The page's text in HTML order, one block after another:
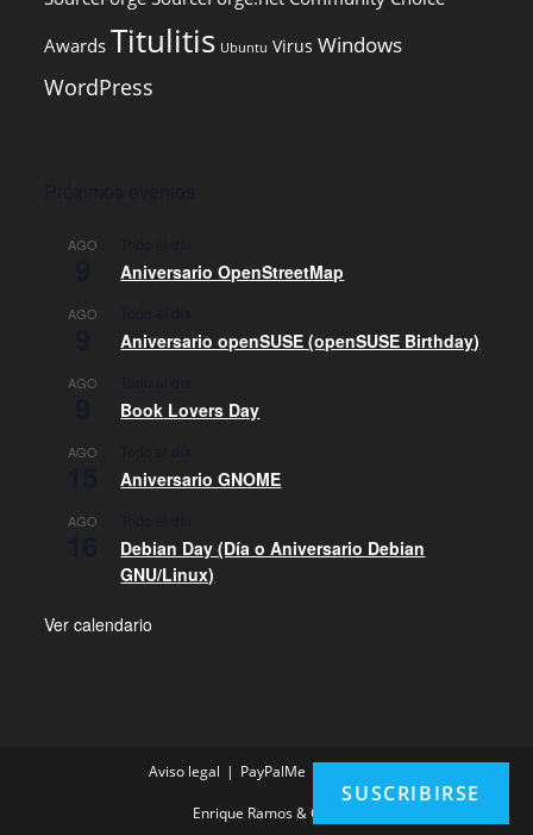
Awards Titulitis Ubuntu Virus Windows
WordPress
AGO
Aniversario OpenStreetMap
AGO
Aniversario openSUSE (openSUSE Birthday)
AGO
Book Lovers Day
AGO
Aniversario GNOME
AGO
Debian Day (Día o Aniversario Debian
GNU/Linux)
Ver calendario
Aviso legal PayPalMe
Enrique Ramos & Com
SUSCRIBIRSE